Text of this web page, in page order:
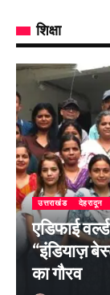
शिक्षा
उत्तराखंड देहरादून
एडिफाई
“इंडियाज़
का गौरव